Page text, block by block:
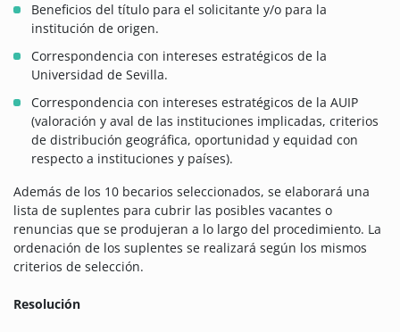
Beneficios del título para el solicitante y/o para la
institución de origen.
Correspondencia con intereses estratégicos de la
Universidad de Sevilla.
Correspondencia con intereses estratégicos de la AUIP
(valoración y aval de las instituciones implicadas, criterios
de distribución geográfica, oportunidad y equidad con
respecto a instituciones y países).
Además de los 10 becarios seleccionados, se elaborará una
lista de suplentes para cubrir las posibles vacantes o
renuncias que se produjeran a lo largo del procedimiento. La
ordenación de los suplentes se realizará según los mismos
criterios de selección.
Resolución